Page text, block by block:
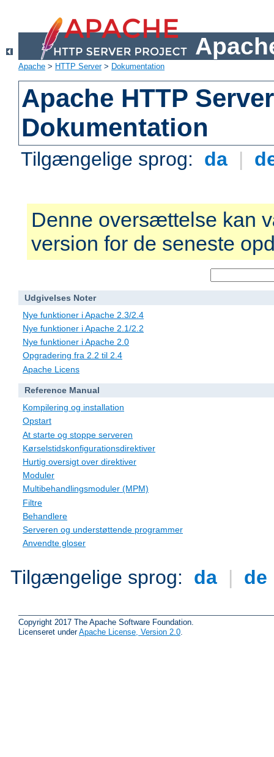
Apache > HTTP Server> Dokumentation
Apache HTTP
Dokumentation
Tilgængelige sprog: da |
Denne oversættelse kan
version for de seneste
Udgivelses Noter
Nye funktioner i Apache 2.3/2.4
Nye funktioner i Apache 2.1/2.2
Nye funktioner i Apache 2.0
Opgradering fra 2.2 til 2.4
Apache Licens
Reference Manual
Kompilering og installation
Opstart
At starte og stoppe serveren
Kørselstidskonfigurationsdirektiver
Hurtig oversigt over direktiver
Moduler
Multibehandlingsmoduler (MPM)
Filtre
Behandlere
Serveren og understøttende programmer
Anvendte gloser
Tilgængelige sprog: da | de
Copyright 2017 The Apache Software Foundation.
Licenseret underApache License, Version 2.0